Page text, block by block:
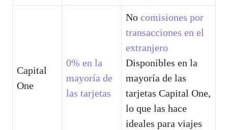
Capital
One
0% en la
mayoría de
las tarjetas
No comisiones por
transacciones en el
extranjero
Disponibles en la
mayoría de las
tarjetas Capital One,
lo que las hace
ideales para viajes